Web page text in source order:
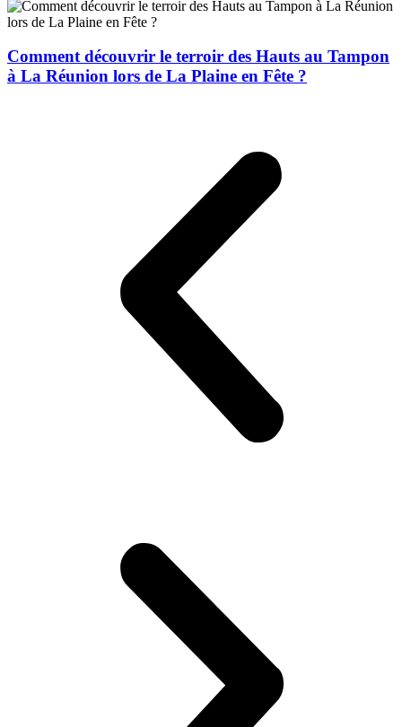
Comment découvrir le terroir des Hauts au Tampon
à La Réunion lors de La Plaine en Fête ?